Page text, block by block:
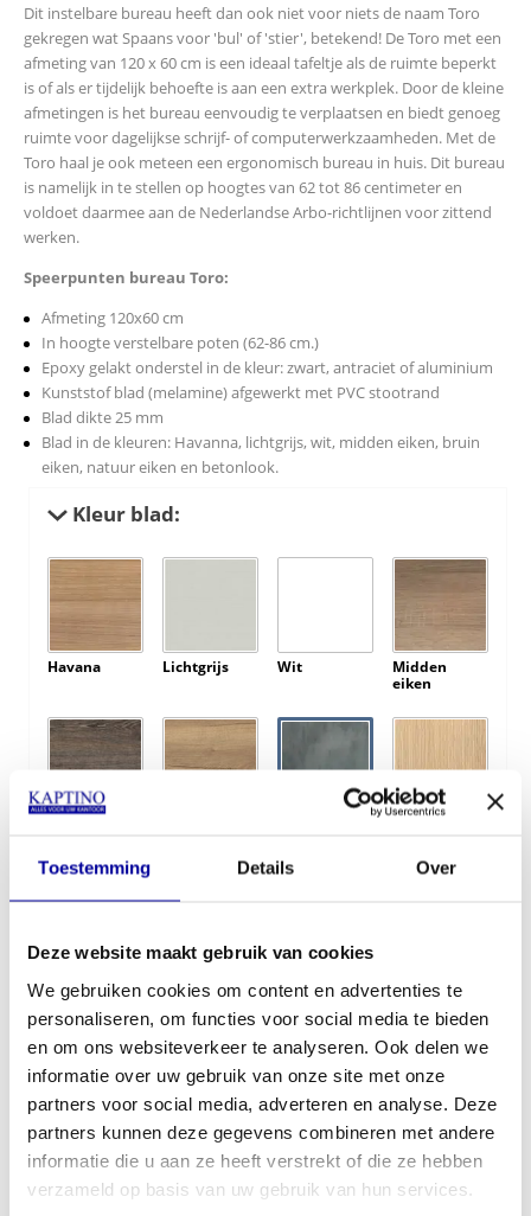
Toestemming Details Over
Deze website maakt gebruik van cookies
We gebruiken cookies om content en advertenties te
personaliseren, om functies voor social media te bieden
en om ons websiteverkeer te analyseren. Ook delen we
informatie over uw gebruik van onze site met onze
partners voor social media, adverteren en analyse. Deze
partners kunnen deze gegevens combineren met andere
informatie die u aan ze heeft verstrekt of die ze hebben
verzameld op basis van uw gebruik van hun services.
Dit instelbare bureau heeft dan ook niet voor niets de naam Toro
gekregen wat Spaans voor 'bul' of 'stier', betekend! De Toro met een
afmeting van 120 x 60 cm is een ideaal tafeltje als de ruimte beperkt
is of als er tijdelijk behoefte is aan een extra werkplek. Door de kleine
afmetingen is het bureau eenvoudig te verplaatsen en biedt genoeg
ruimte voor dagelijkse schrijf- of computerwerkzaamheden. Met de
Toro haal je ook meteen een ergonomisch bureau in huis. Dit bureau
is namelijk in te stellen op hoogtes van 62 tot 86 centimeter en
voldoet daarmee aan de Nederlandse Arbo-richtlijnen voor zittend
werken.
Speerpunten bureau Toro:
Afmeting 120x60 cm
In hoogte verstelbare poten (62-86 cm.)
Epoxy gelakt onderstel in de kleur: zwart, antraciet of aluminium
Kunststof blad (melamine) afgewerkt met PVC stootrand
Blad dikte 25 mm
Blad in de kleuren: Havanna, lichtgrijs, wit, midden eiken, bruin
eiken, natuur eiken en betonlook.
Kleur blad:
Havana Lichtgrijs Wit
Midden
eiken
Kleur onderstel:
Optie montage:
€279,00